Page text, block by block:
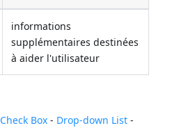
informations
supplémentaires destinées
à aider l'utilisateur
Check Box - Drop-down List -